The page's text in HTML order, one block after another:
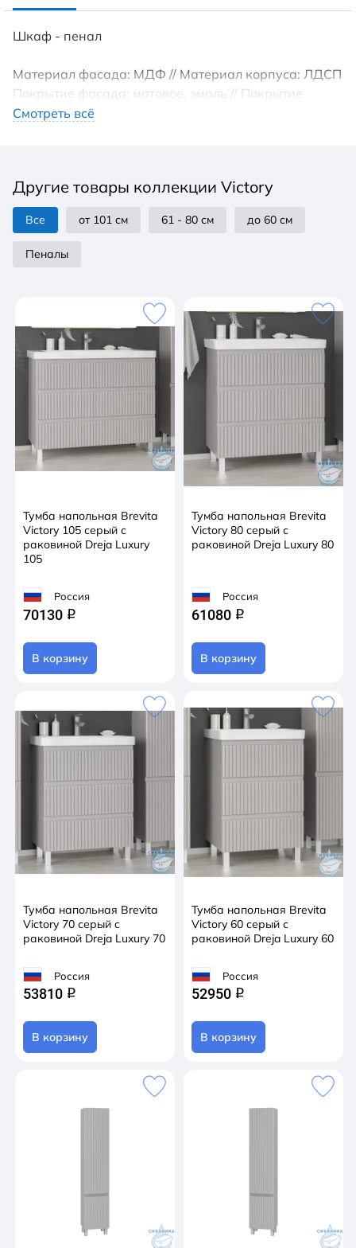
Шкаф - пенал
Материал фасада: МДФ // Материал корпуса: ЛДСП
Покрытие фасада: матовое, эмаль // Покрытие
корпуса: матовая эмаль
Цвет: серый кашемир
Размер мебели, мм (ш/г/в): 350x275x1650
Смотреть всё
Другие товары коллекции Victory
Все от 101 см 61 - 80 см до 60 см
Пеналы
Тумба напольная Brevita
Victory 105 серый с
раковиной Dreja Luxury
105
Россия
70130 q
В корзину
Тумба напольная Brevita
Victory 80 серый с
раковиной Dreja Luxury 80
Россия
61080 q
В корзину
Тумба напольная Brevita
Victory 70 серый с
раковиной Dreja Luxury 70
Россия
53810 q
В корзину
Тумба напольная Brevita
Victory 60 серый с
раковиной Dreja Luxury 60
Россия
52950 q
В корзину